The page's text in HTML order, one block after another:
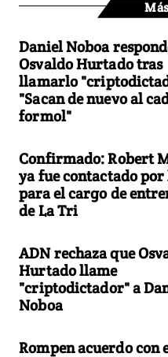
Daniel Noboa
Osvaldo Hurtado tras
llamarlo
"Sacan de nuevo al
formol"
Confirmado: Robert
ya fue contactado por
para el cargo de
de La Tri
ADN rechaza que
Hurtado llame
"criptodictador" a
Noboa
Rompen acuerdo con